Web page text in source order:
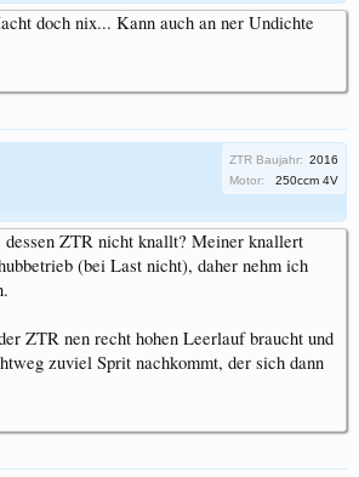
doch nix... Kann auch an ner Undichte
ZTR Baujahr: 2016
Motor:
250ccm 4V
dessen ZTR nicht knallt? Meiner knallert
(bei Last nicht), daher nehm ich
ZTR nen recht hohen Leerlauf braucht und
zuviel Sprit nachkommt, der sich dann